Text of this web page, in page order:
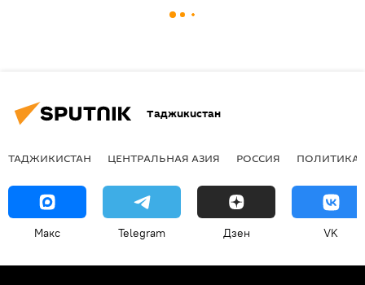
Таджикистан
ТАДЖИКИСТАН ЦЕНТРАЛЬНАЯ АЗИЯ РОССИЯ ПОЛИТИКА
Макс Telegram Дзен VK